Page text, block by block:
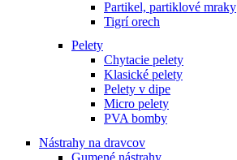
Partikel, partiklové mraky
Tigrí orech
Pelety
Chytacie pelety
Klasické pelety
Pelety v dipe
Micro pelety
PVA bomby
Nástrahy na dravcov
Gumené nástrahy